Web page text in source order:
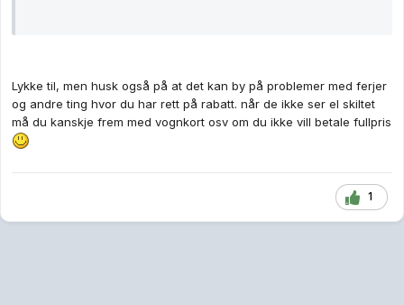
Lykke til, men husk også på at det kan by på problemer med ferjer
og andre ting hvor du har rett på rabatt. når de ikke ser el skiltet
må du kanskje frem med vognkort osv om du ikke vill betale fullpris
1